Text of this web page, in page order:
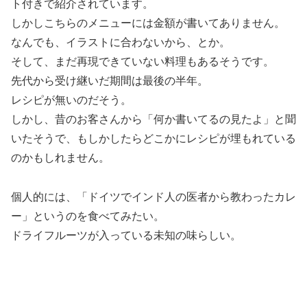
ト付きで紹介されています。
しかしこちらのメニューには金額が書いてありません。
なんでも、イラストに合わないから、とか。
そして、まだ再現できていない料理もあるそうです。
先代から受け継いだ期間は最後の半年。
レシピが無いのだそう。
しかし、昔のお客さんから「何か書いてるの見たよ」と聞
いたそうで、もしかしたらどこかにレシピが埋もれている
のかもしれません。
個人的には、「ドイツでインド人の医者から教わったカレ
ー」というのを食べてみたい。
ドライフルーツが入っている未知の味らしい。